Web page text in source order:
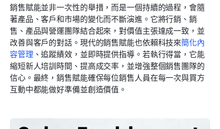
銷售賦能並非一次性的舉措，而是一個持續的過程，會隨
著產品、客戶和市場的變化而不斷演進。它將行銷、銷
售、產品與營運團隊結合起來，對價值主張達成一致，並
改善與客戶的對話。現代的銷售賦能也依賴科技來簡化內
容管理 、追蹤績效，並即時提供指導。若執行得當，它能
縮短新人培訓時間、提高成交率，並增強整個銷售團隊的
信心。最終，銷售賦能確保每位銷售人員在每一次與買方
互動中都能做好準備並創造價值。